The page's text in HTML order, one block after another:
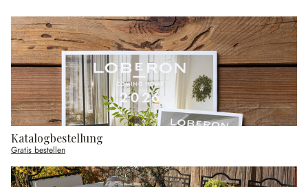
Katalogbestellung
Gratis bestellen